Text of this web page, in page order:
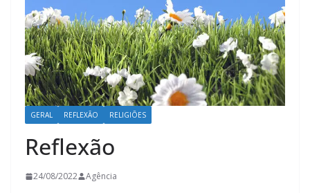
GERAL REFLEXÃO RELIGIÕES
Reflexão
24/08/2022 Agência